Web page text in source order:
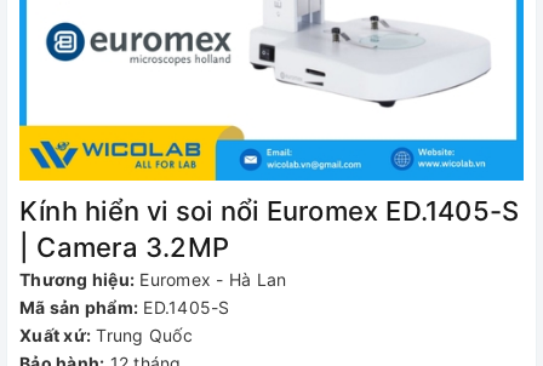
Kính hiển vi soi nổi Euromex ED.1405-S
| Camera 3.2MP
Thương hiệu: Euromex - Hà Lan
Mã sản phẩm: ED.1405-S
Xuất xứ: Trung Quốc